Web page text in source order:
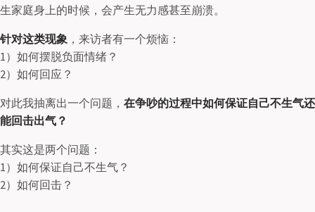
生家庭身上的时候，会产生无力感甚至崩溃。
针对这类现象 ，来访者有一个烦恼：
1）如何摆脱负面情绪？
2）如何回应？
对此我抽离出一个问题， 在争吵的过程中如何保证自己不生气还
能回击出气？
其实这是两个问题：
1）如何保证自己不生气？
2）如何回击？